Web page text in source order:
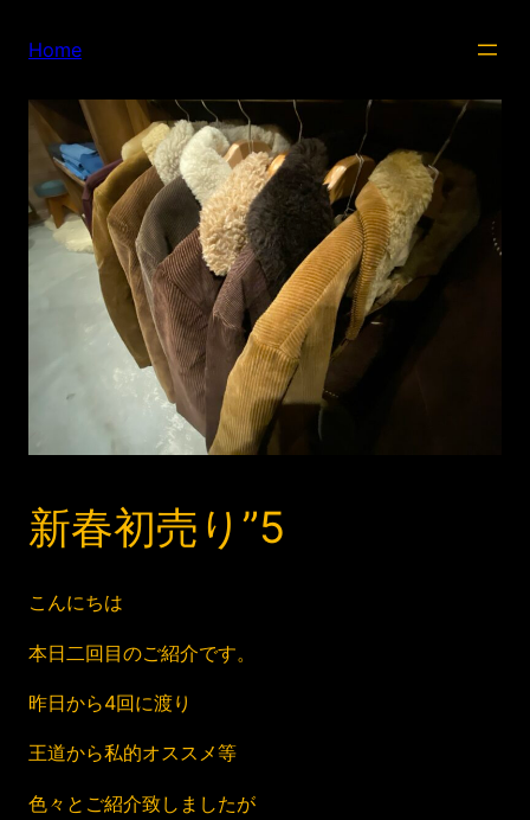
Home
新春初売り”5
こんにちは
本日二回目のご紹介です。
昨日から4回に渡り
王道から私的オススメ等
色々とご紹介致しましたが